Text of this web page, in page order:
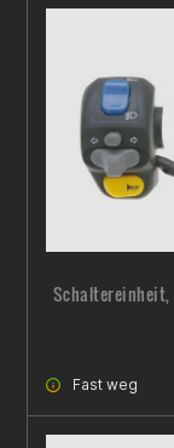
Schaltereinheit,
Fast weg